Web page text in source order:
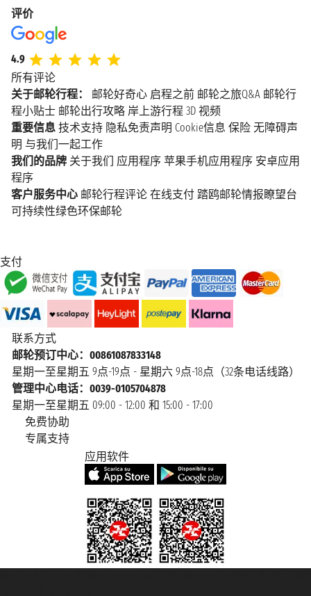
评价
4.9
所有评论
关于邮轮行程：
邮轮好奇心 启程之前 邮轮之旅Q&A 邮轮行
程小贴士 邮轮出行攻略 岸上游行程 3D 视频
重要信息 技术支持 隐私免责声明 Cookie信息 保险 无障碍声
明 与我们一起工作
我们的品牌 关于我们 应用程序 苹果手机应用程序 安卓应用
程序
客户服务中心 邮轮行程评论 在线支付 踏鸥邮轮情报瞭望台
可持续性绿色环保邮轮
支付
联系方式
邮轮预订中心：00861087833148
星期一至星期五 9点-19点 - 星期六 9点-18点（32条电话线路）
管理中心电话：0039-0105704878
星期一至星期五 09:00 - 12:00 和 15:00 - 17:00
免费协助
专属支持
应用软件